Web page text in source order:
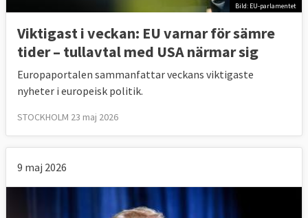
Bild: EU-parlamentet
Viktigast i veckan: EU varnar för sämre
tider – tullavtal med USA närmar sig
Europaportalen sammanfattar veckans viktigaste
nyheter i europeisk politik.
STOCKHOLM 23 maj 2026
9 maj 2026